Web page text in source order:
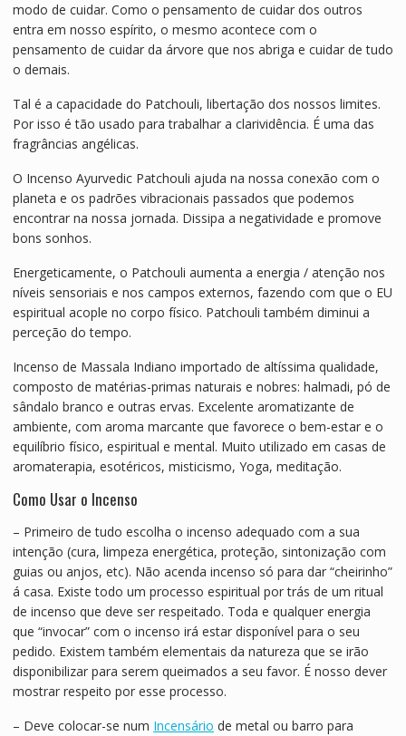
modo de cuidar. Como o pensamento de cuidar dos outros
entra em nosso espírito, o mesmo acontece com o
pensamento de cuidar da árvore que nos abriga e cuidar de tudo
o demais.
Tal é a capacidade do Patchouli, libertação dos nossos limites.
Por isso é tão usado para trabalhar a clarividência. É uma das
fragrâncias angélicas.
O Incenso Ayurvedic Patchouli ajuda na nossa conexão com o
planeta e os padrões vibracionais passados ​​que podemos
encontrar na nossa jornada. Dissipa a negatividade e promove
bons sonhos.
Energeticamente, o Patchouli aumenta a energia / atenção nos
níveis sensoriais e nos campos externos, fazendo com que o EU
espiritual acople no corpo físico. Patchouli também diminui a
perceção do tempo.
Incenso de Massala Indiano importado de altíssima qualidade,
composto de matérias-primas naturais e nobres: halmadi, pó de
sândalo branco e outras ervas. Excelente aromatizante de
ambiente, com aroma marcante que favorece o bem-estar e o
equilíbrio físico, espiritual e mental. Muito utilizado em casas de
aromaterapia, esotéricos, misticismo, Yoga, meditação.
Como Usar o Incenso
– Primeiro de tudo escolha o incenso adequado com a sua
intenção (cura, limpeza energética, proteção, sintonização com
guias ou anjos, etc). Não acenda incenso só para dar “cheirinho”
á casa. Existe todo um processo espiritual por trás de um ritual
de incenso que deve ser respeitado. Toda e qualquer energia
que “invocar” com o incenso irá estar disponível para o seu
pedido. Existem também elementais da natureza que se irão
disponibilizar para serem queimados a seu favor. É nosso dever
mostrar respeito por esse processo.
– Deve colocar-se num Incensário de metal ou barro para